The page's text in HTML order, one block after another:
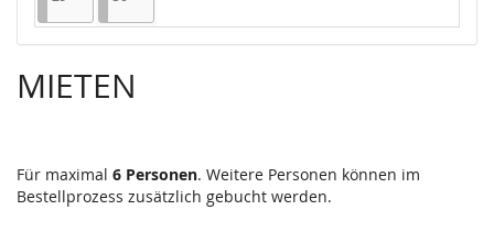
MIETEN
Für maximal 6 Personen. Weitere Personen können im
Bestellprozess zusätzlich gebucht werden.